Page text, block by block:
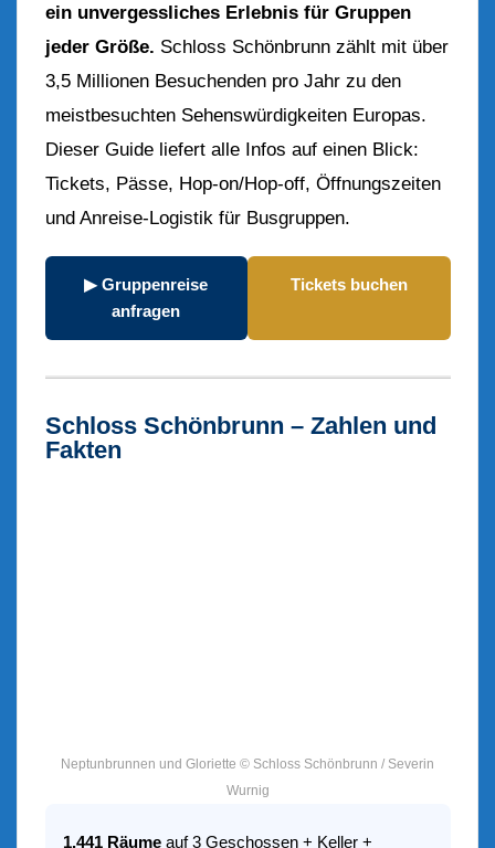
ein unvergessliches Erlebnis für Gruppen
jeder Größe. Schloss Schönbrunn zählt mit über
3,5 Millionen Besuchenden pro Jahr zu den
meistbesuchten Sehenswürdigkeiten Europas.
Dieser Guide liefert alle Infos auf einen Blick:
Tickets, Pässe, Hop-on/Hop-off, Öffnungszeiten
und Anreise-Logistik für Busgruppen.
▶ Gruppenreise
anfragen
Tickets buchen
Schloss Schönbrunn – Zahlen und
Fakten
Neptunbrunnen und Gloriette © Schloss Schönbrunn / Severin
Wurnig
1.441 Räumeauf 3 Geschossen + Keller +